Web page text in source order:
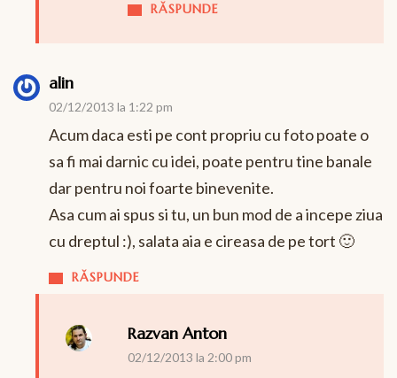
RĂSPUNDE
alin
02/12/2013 la 1:22 pm
RĂSPUNDE
Acum daca esti pe cont propriu cu foto poate o
sa fi mai darnic cu idei, poate pentru tine banale
dar pentru noi foarte binevenite.
Asa cum ai spus si tu, un bun mod de a incepe ziua
cu dreptul :), salata aia e cireasa de pe tort 🙂
Razvan Anton
02/12/2013 la 2:00 pm